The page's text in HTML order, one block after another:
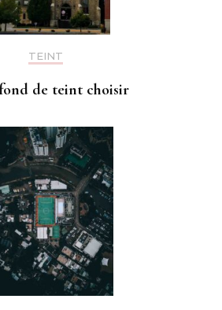
TEINT
de teint choisir